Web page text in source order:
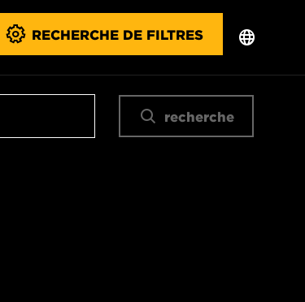
RECHERCHE DE FILTRES
recherche